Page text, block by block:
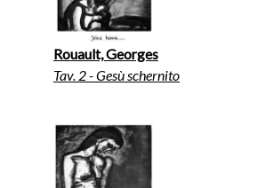
Rouault, Georges
Tav. 2 - Gesù schernito